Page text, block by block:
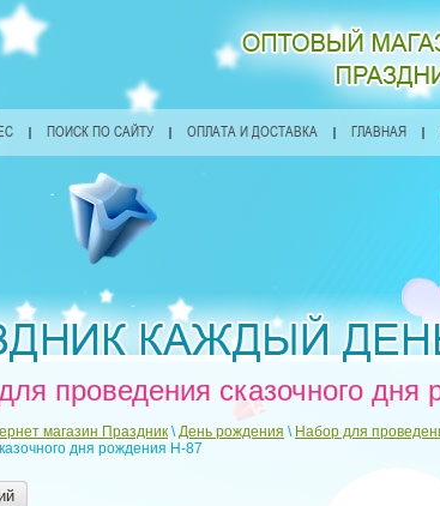
ПОИСК ПО САЙТУ ОПЛАТА И ДОСТАВКА ГЛАВНАЯ
проведения сказочного дня
магазин Праздник \День рождения \ Набор для
дня рождения H-87